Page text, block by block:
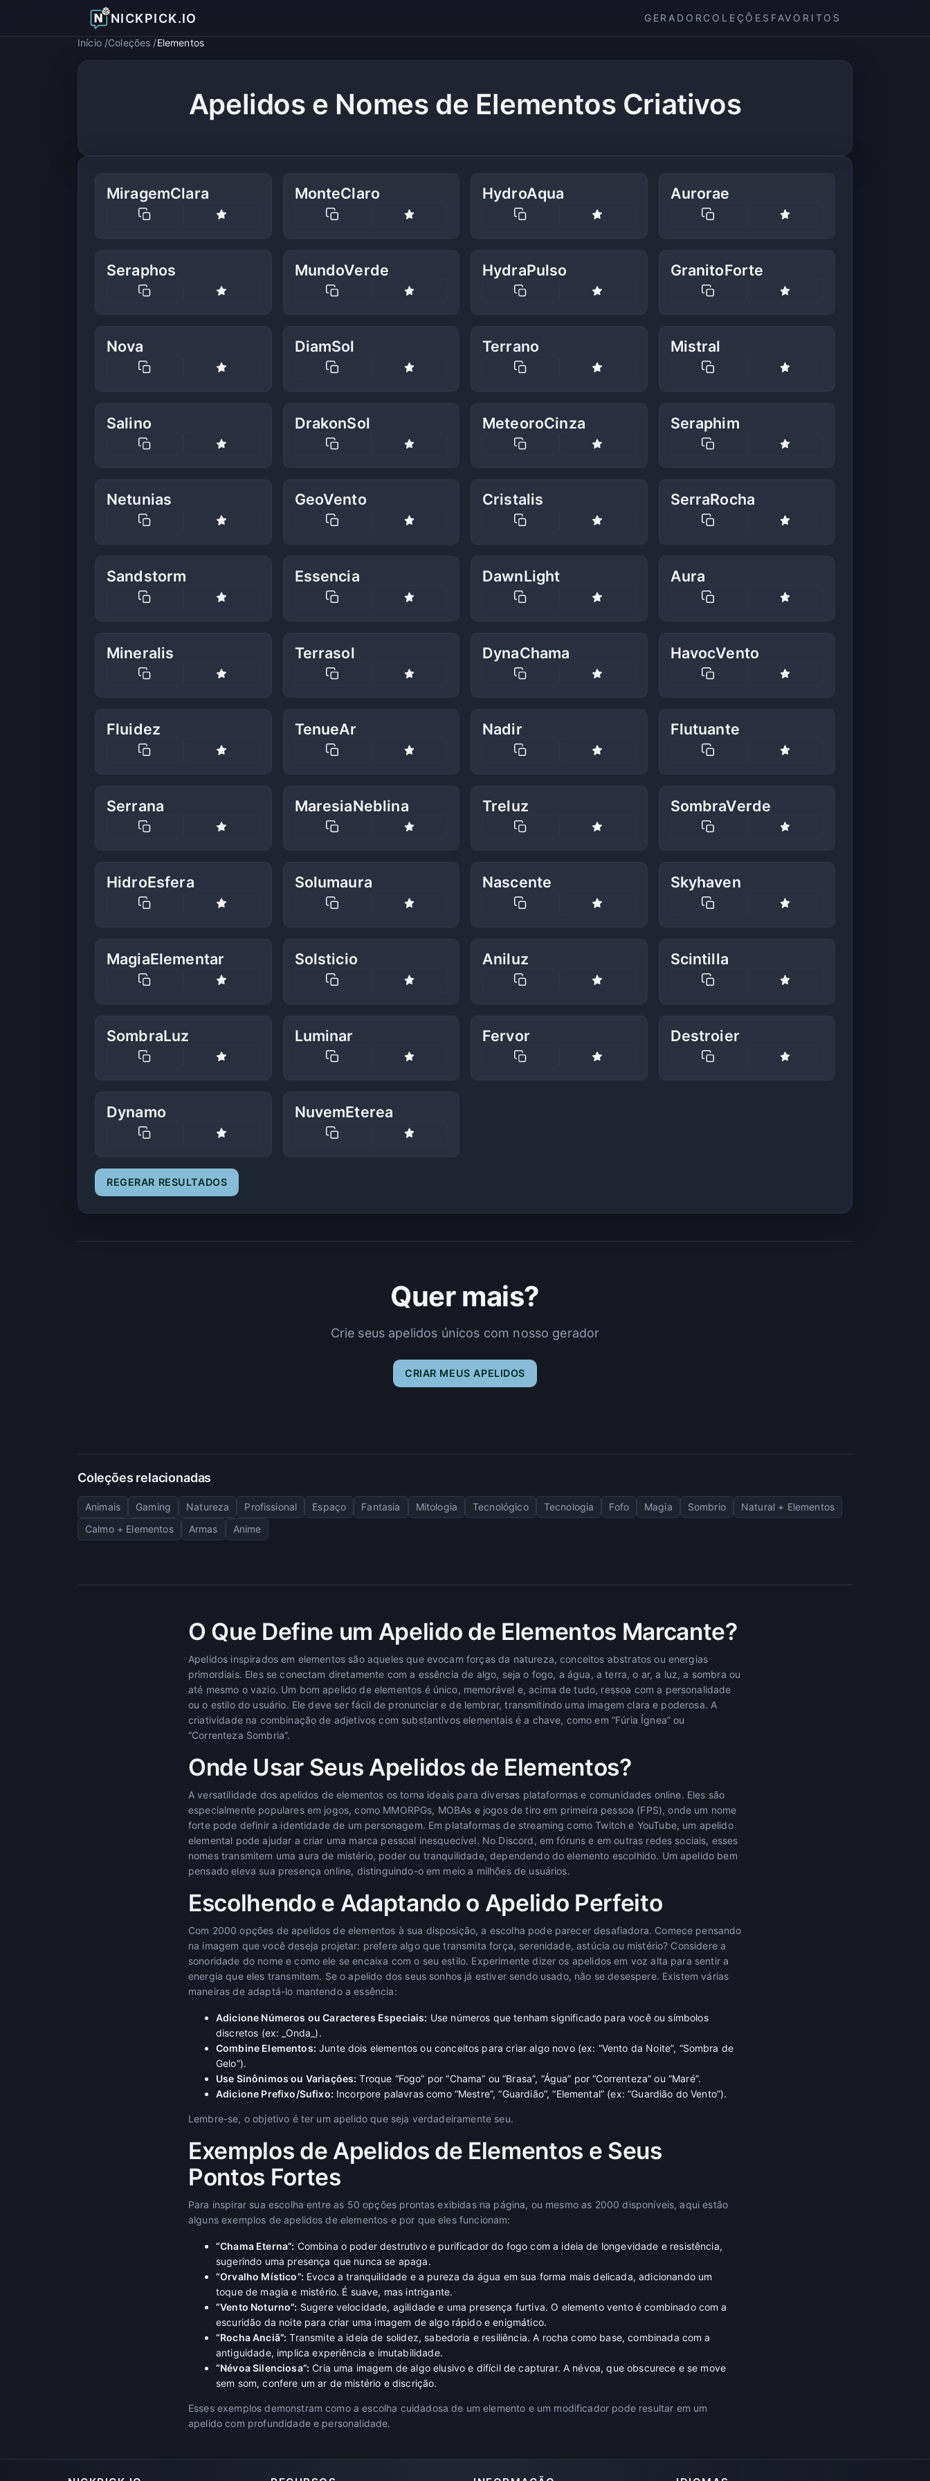
NICKPICK.IO GERADOR COLEÇÕES FAVORITOS
Início Coleções Elementos
Apelidos e Nomes de Elementos Criativos
MiragemClara MonteClaro HydroAqua Aurorae
Seraphos MundoVerde HydraPulso GranitoForte
Nova DiamSol Terrano Mistral
Salino DrakonSol MeteoroCinza Seraphim
Netunias GeoVento Cristalis SerraRocha
Sandstorm Essencia DawnLight Aura
Mineralis Terrasol DynaChama HavocVento
Fluidez TenueAr Nadir Flutuante
Serrana MaresiaNeblina Treluz SombraVerde
HidroEsfera Solumaura Nascente Skyhaven
MagiaElementar Solsticio Aniluz Scintilla
SombraLuz Luminar Fervor Destroier
Dynamo NuvemEterea
REGERAR RESULTADOS
Quer mais?
Crie seus apelidos únicos com nosso gerador
CRIAR MEUS APELIDOS
Coleções relacionadas
Animais Gaming Natureza Profissional Espaço Fantasia Mitologia Tecnológico Tecnologia Fofo Magia Sombrio
Natural + Elementos
Calmo + Elementos
Armas Anime
O Que Define um Apelido de Elementos Marcante?
Apelidos inspirados em elementos são aqueles que evocam forças da natureza, conceitos abstratos ou energias
primordiais. Eles se conectam diretamente com a essência de algo, seja o fogo, a água, a terra, o ar, a luz, a sombra ou
até mesmo o vazio. Um bom apelido de elementos é único, memorável e, acima de tudo, ressoa com a personalidade
ou o estilo do usuário. Ele deve ser fácil de pronunciar e de lembrar, transmitindo uma imagem clara e poderosa. A
criatividade na combinação de adjetivos com substantivos elementais é a chave, como em “Fúria Ígnea” ou
“Correnteza Sombria”.
Onde Usar Seus Apelidos de Elementos?
A versatilidade dos apelidos de elementos os torna ideais para diversas plataformas e comunidades online. Eles são
especialmente populares em jogos, como MMORPGs, MOBAs e jogos de tiro em primeira pessoa (FPS), onde um nome
forte pode definir a identidade de um personagem. Em plataformas de streaming como Twitch e YouTube, um apelido
elemental pode ajudar a criar uma marca pessoal inesquecível. No Discord, em fóruns e em outras redes sociais, esses
nomes transmitem uma aura de mistério, poder ou tranquilidade, dependendo do elemento escolhido. Um apelido bem
pensado eleva sua presença online, distinguindo-o em meio a milhões de usuários.
Escolhendo e Adaptando o Apelido Perfeito
Com 2000 opções de apelidos de elementos à sua disposição, a escolha pode parecer desafiadora. Comece pensando
na imagem que você deseja projetar: prefere algo que transmita força, serenidade, astúcia ou mistério? Considere a
sonoridade do nome e como ele se encaixa com o seu estilo. Experimente dizer os apelidos em voz alta para sentir a
energia que eles transmitem. Se o apelido dos seus sonhos já estiver sendo usado, não se desespere. Existem várias
maneiras de adaptá-lo mantendo a essência:
Adicione Números ou Caracteres Especiais: Use números que tenham significado para você ou símbolos
discretos (ex: _Onda_).
Combine Elementos: Junte dois elementos ou conceitos para criar algo novo (ex: “Vento da Noite”, “Sombra de
Gelo”).
Use Sinônimos ou Variações: Troque “Fogo” por “Chama” ou “Brasa”, “Água” por “Correnteza” ou “Maré”.
Adicione Prefixo/Sufixo: Incorpore palavras como “Mestre”, “Guardião”, “Elemental” (ex: “Guardião do Vento”).
Lembre-se, o objetivo é ter um apelido que seja verdadeiramente seu.
Exemplos de Apelidos de Elementos e Seus
Pontos Fortes
Para inspirar sua escolha entre as 50 opções prontas exibidas na página, ou mesmo as 2000 disponíveis, aqui estão
alguns exemplos de apelidos de elementos e por que eles funcionam:
“Chama Eterna”: Combina o poder destrutivo e purificador do fogo com a ideia de longevidade e resistência,
sugerindo uma presença que nunca se apaga.
“Orvalho Místico”: Evoca a tranquilidade e a pureza da água em sua forma mais delicada, adicionando um
toque de magia e mistério. É suave, mas intrigante.
“Vento Noturno”: Sugere velocidade, agilidade e uma presença furtiva. O elemento vento é combinado com a
escuridão da noite para criar uma imagem de algo rápido e enigmático.
“Rocha Anciã”: Transmite a ideia de solidez, sabedoria e resiliência. A rocha como base, combinada com a
antiguidade, implica experiência e imutabilidade.
“Névoa Silenciosa”: Cria uma imagem de algo elusivo e difícil de capturar. A névoa, que obscurece e se move
sem som, confere um ar de mistério e discrição.
Esses exemplos demonstram como a escolha cuidadosa de um elemento e um modificador pode resultar em um
apelido com profundidade e personalidade.